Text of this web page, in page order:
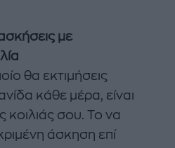
με
θα εκτιμήσεις
κάθε μέρα, είναι
σου. Το να
άσκηση επί